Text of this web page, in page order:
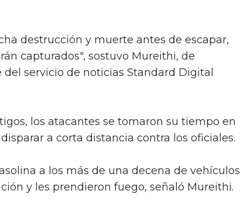
destrucción y muerte antes de escapar,
capturados", sostuvo Mureithi, de
servicio de noticias Standard Digital
los atacantes se tomaron su tiempo en
a corta distancia contra los oficiales.
a los más de una decena de vehículos
y les prendieron fuego, señaló Mureithi.